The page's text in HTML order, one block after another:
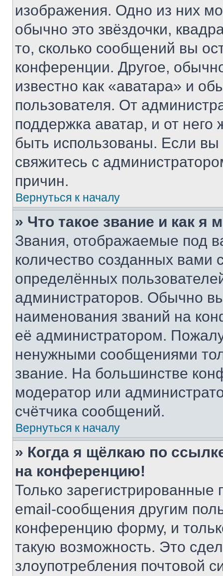
изображения. Одно из них
обычно это звёздочки,
то, сколько сообщений вы
конференции. Другое,
известно как «аватара» и
пользователя. От
поддержка аватар, и от него
быть использованы. Если
свяжитесь с
причин.
Вернуться к началу
» Что такое звание и как я
Звания, отображаемые под
количество созданных
определённых
администраторов. Обычно
наименования званий на
её администратором.
ненужными сообщениями
звание. На большинстве
модератор или
счётчика сообщений.
Вернуться к началу
» Когда я щёлкаю по
на конференцию!
Только зарегистрированные
email-сообщения другим
конференцию форму, и
такую возможность. Это
злоупотребления почтовой